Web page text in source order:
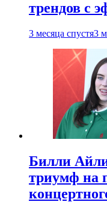
трендов с
3 месяца спустя3
Билли
триумф на